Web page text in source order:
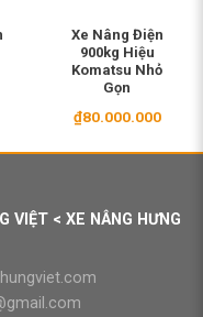
Xe Nâng Điện
900kg Hiệu
Komatsu Nhỏ
Gọn
₫80.000.000
VIỆT < XE NÂNG HƯNG